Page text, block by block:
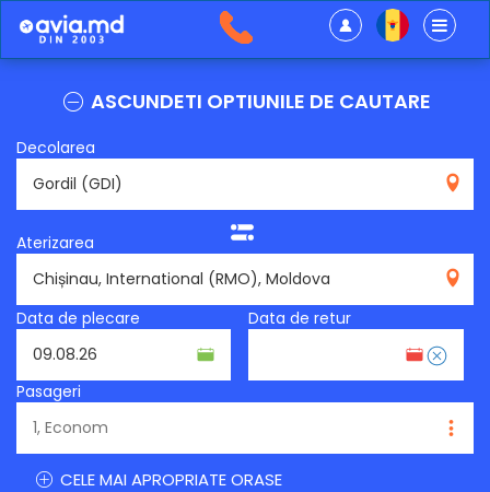
ASCUNDETI OPTIUNILE DE CAUTARE
Decolarea
Aterizarea
Data de plecare
Data de retur
Pasageri
CELE MAI APROPRIATE ORASE